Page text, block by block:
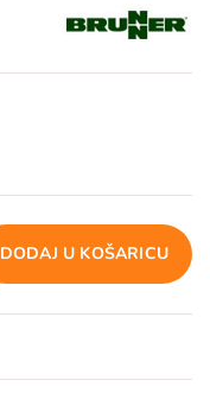
DODAJ U KOŠARICU